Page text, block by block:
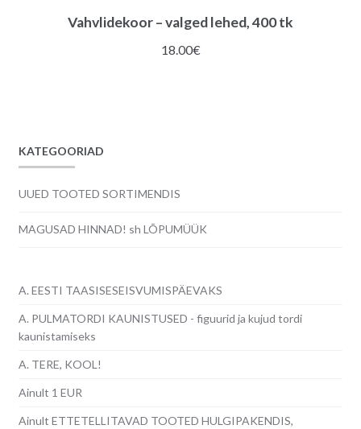
Vahvlidekoor – valged lehed, 400 tk
18.00€
KATEGOORIAD
UUED TOOTED SORTIMENDIS
MAGUSAD HINNAD! sh LÕPUMÜÜK
A. EESTI TAASISESEISVUMISPÄEVAKS
A. PULMATORDI KAUNISTUSED - figuurid ja kujud tordi
kaunistamiseks
A. TERE, KOOL!
Ainult 1 EUR
Ainult ETTETELLITAVAD TOOTED HULGIPAKENDIS,